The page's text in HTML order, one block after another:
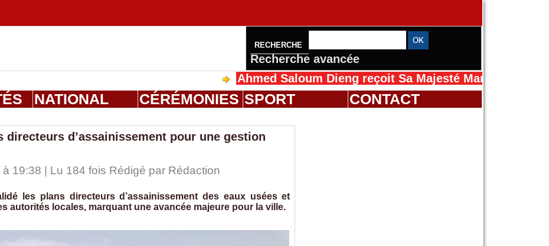
RECHERCHE
Recherche avancée
Ahmed Saloum Dieng reçoit Sa Majesté Mansah Cissé au
NATIONAL CÉRÉMONIES SPORT CONTACT
directeurs d’assainissement pour une gestion
19:38 | Lu 184 fois Rédigé par Rédaction
les plans directeurs d’assainissement des eaux usées et
autorités locales, marquant une avancée majeure pour la ville.